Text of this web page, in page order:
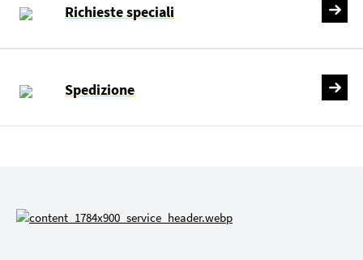
Richieste speciali
Spedizione